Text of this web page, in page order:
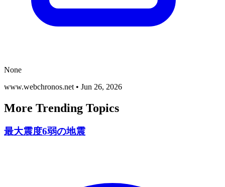
None
www.webchronos.net • Jun 26, 2026
More Trending Topics
最大震度6弱の地震